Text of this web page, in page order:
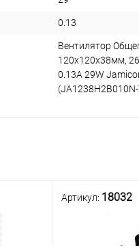
0.13
Вентилятор
120x120x38мм,
0.13A 29W
(JA1238H2B010N-
Артикул: 18032